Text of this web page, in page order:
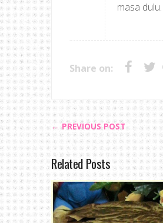
masa
Share on:
← PREVIOUS POST
Related Posts